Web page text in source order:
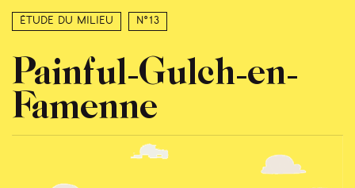
Étude du milieu N°13
Painful-Gulch-en-
Famenne